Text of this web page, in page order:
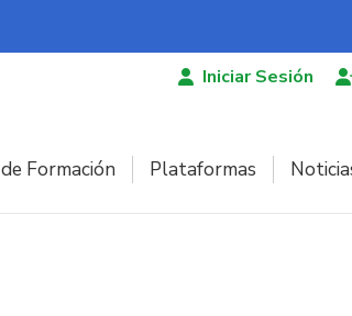
Iniciar Sesión
Formación Plataformas